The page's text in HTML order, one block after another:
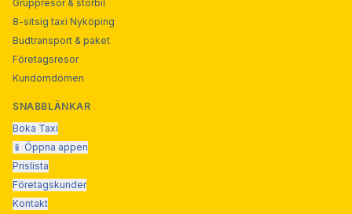
Gruppresor & storbil
8-sitsig taxi Nyköping
Budtransport & paket
Företagsresor
Kundomdömen
SNABBLÄNKAR
Boka Taxi
📱 Öppna appen
Prislista
Företagskunder
Kontakt